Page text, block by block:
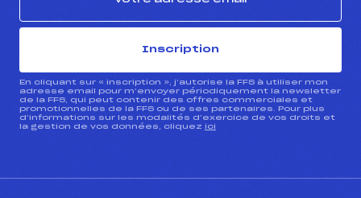
Inscription
En cliquant sur « inscription », j’autorise la FFS à utiliser mon
adresse email pour m’envoyer périodiquement la newsletter
de la FFS, qui peut contenir des offres commerciales et
promotionnelles de la FFS ou de ses partenaires. Pour plus
d’informations sur les modalités d’exercice de vos droits et
la gestion de vos données, cliquez ici